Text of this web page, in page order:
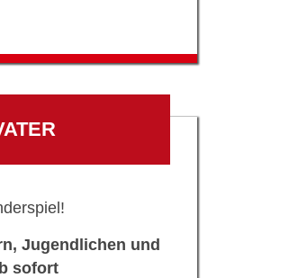
Jugendlichen und
sofort